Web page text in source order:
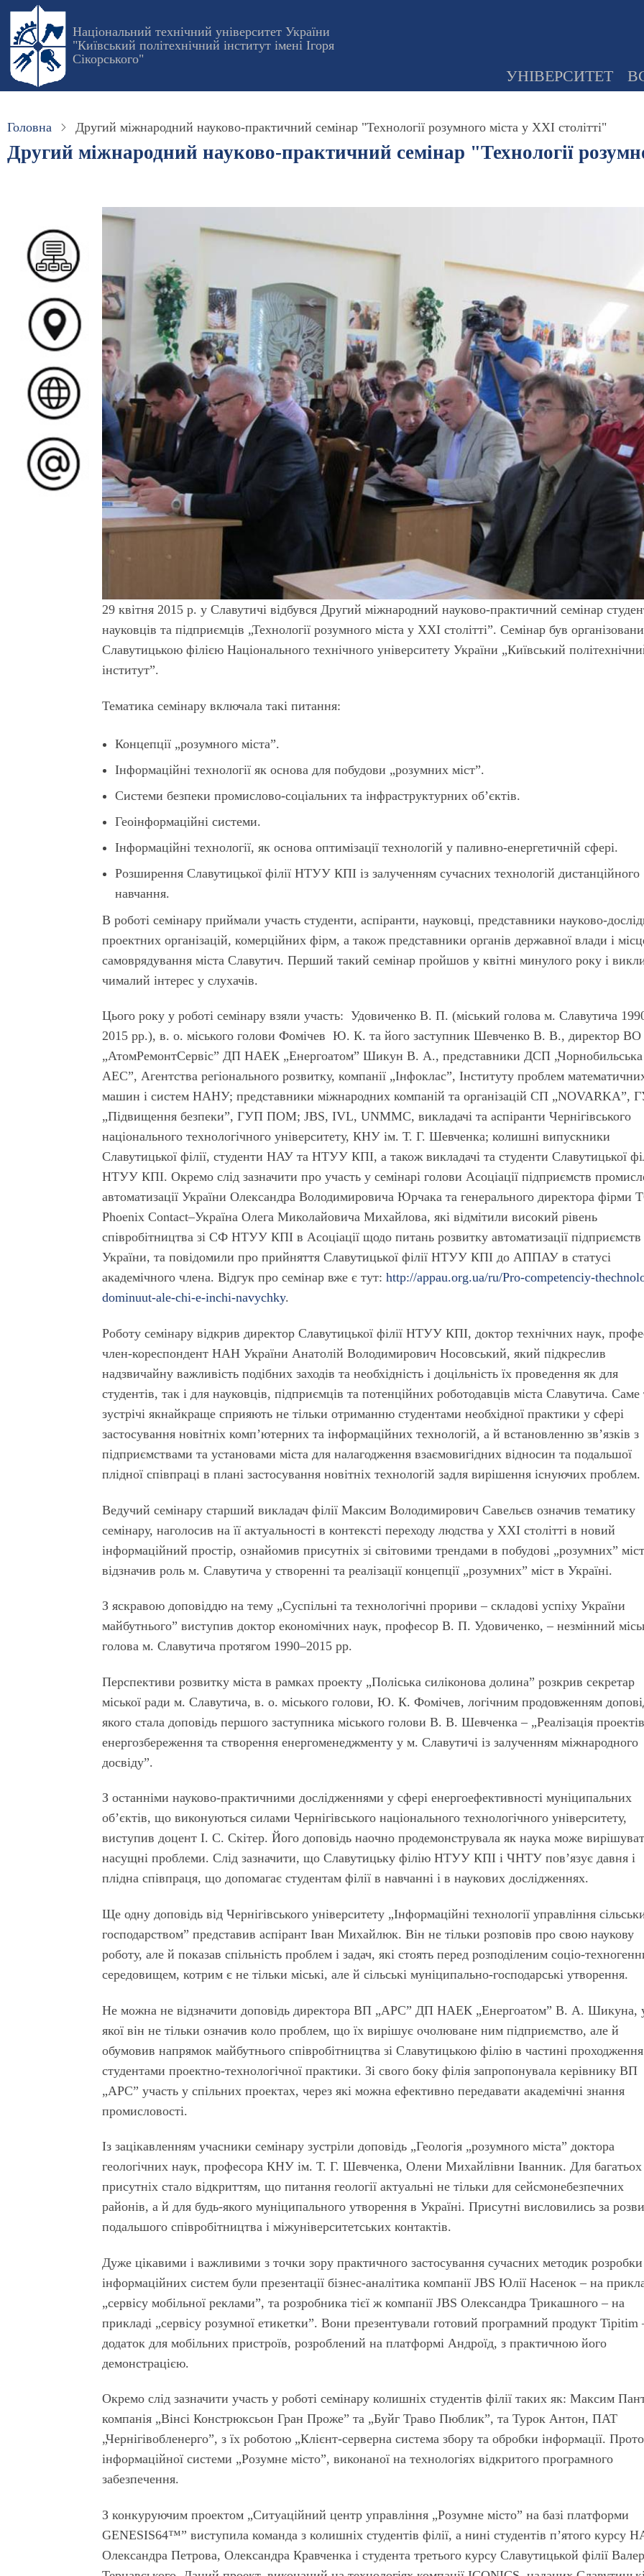
Перейти
основного
вмісту
Національний технічний університет України
"Київський політехнічний інститут імені Ігоря
Сікорського"
УНІВЕРСИТЕТ
Головна Другий міжнародний науково-практичний семінар "Технології розумного міста у XXI столітті"
Другий міжнародний науково-практичний семінар "Технології
29 квітня 2015 р. у Славутичі відбувся Другий міжнародний науково-практичний семінар
науковців та підприємців „Технології розумного міста у XXI столітті”. Семінар був
Славутицькою філією Національного технічного університету України „Київський
інститут”.
Тематика семінару включала такі питання:
Концепції „розумного міста”.
Інформаційні технології як основа для побудови „розумних міст”.
Системи безпеки промислово-соціальних та інфраструктурних об’єктів.
Геоінформаційні системи.
Інформаційні технології, як основа оптимізації технологій у паливно-енергетичній сфері.
Розширення Славутицької філії НТУУ КПІ із залученням сучасних технологій дистанційного
навчання.
В роботі семінару приймали участь студенти, аспіранти, науковці, представники науково-
проектних організацій, комерційних фірм, а також представники органів державної влади і
самоврядування міста Славутич. Перший такий семінар пройшов у квітні минулого року і
чималий інтерес у слухачів.
Цього року у роботі семінару взяли участь: Удовиченко В. П. (міський голова м. Славутича
2015 рр.), в. о. міського голови Фомічев Ю. К. та його заступник Шевченко В. В., директор ВО
„АтомРемонтСервіс” ДП НАЕК „Енергоатом” Шикун В. А., представники ДСП „Чорнобильська
АЕС”, Агентства регіонального розвитку, компанії „Інфоклас”, Інституту проблем
машин і систем НАНУ; представники міжнародних компаній та організацій СП „NOVARKA”,
„Підвищення безпеки”, ГУП ПОМ; JBS, IVL, UNMMC, викладачі та аспіранти Чернігівського
національного технологічного університету, КНУ ім. Т. Г. Шевченка; колишні випускники
Славутицької філії, студенти НАУ та НТУУ КПІ, а також викладачі та студенти Славутицької
НТУУ КПІ. Окремо слід зазначити про участь у семінарі голови Асоціації підприємств
автоматизації України Олександра Володимировича Юрчака та генерального директора фірми
Phoenix Contact–Україна Олега Миколайовича Михайлова, які відмітили високий рівень
співробітництва зі СФ НТУУ КПІ в Асоціації щодо питань розвитку автоматизації підприємств
України, та повідомили про прийняття Славутицької філії НТУУ КПІ до АППАУ в статусі
академічного члена. Відгук про семінар вже є тут:http://appau.org.ua/ru/Pro-competenciy-
dominuut-ale-chi-e-inchi-navychky.
Роботу семінару відкрив директор Славутицької філії НТУУ КПІ, доктор технічних наук,
член-кореспондент НАН України Анатолій Володимирович Носовський, який підкреслив
надзвичайну важливість подібних заходів та необхідність і доцільність їх проведення як для
студентів, так і для науковців, підприємців та потенційних роботодавців міста Славутича. Саме
зустрічі якнайкраще сприяють не тільки отриманню студентами необхідної практики у сфері
застосування новітніх комп’ютерних та інформаційних технологій, а й встановленню зв’язків з
підприємствами та установами міста для налагодження взаємовигідних відносин та подальшої
плідної співпраці в плані застосування новітніх технологій задля вирішення існуючих проблем.
Ведучий семінару старший викладач філії Максим Володимирович Савельєв означив тематику
семінару, наголосив на її актуальності в контексті переходу людства у XXI столітті в новий
інформаційний простір, ознайомив присутніх зі світовими трендами в побудові „розумних”
відзначив роль м. Славутича у створенні та реалізації концепції „розумних” міст в Україні.
З яскравою доповіддю на тему „Суспільні та технологічні прориви – складові успіху України
майбутнього” виступив доктор економічних наук, професор В. П. Удовиченко, – незмінний
голова м. Славутича протягом 1990–2015 рр.
Перспективи розвитку міста в рамках проекту „Поліська силіконова долина” розкрив секретар
міської ради м. Славутича, в. о. міського голови, Ю. К. Фомічев, логічним продовженням
якого стала доповідь першого заступника міського голови В. В. Шевченка – „Реалізація
енергозбереження та створення енергоменеджменту у м. Славутичі із залученням міжнародного
досвіду”.
З останніми науково-практичними дослідженнями у сфері енергоефективності муніципальних
об’єктів, що виконуються силами Чернігівського національного технологічного університету,
виступив доцент І. С. Скітер. Його доповідь наочно продемонструвала як наука може
насущні проблеми. Слід зазначити, що Славутицьку філію НТУУ КПІ і ЧНТУ пов’язує давня і
плідна співпраця, що допомагає студентам філії в навчанні і в наукових дослідженнях.
Ще одну доповідь від Чернігівського університету „Інформаційні технології управління
господарством” представив аспірант Іван Михайлюк. Він не тільки розповів про свою наукову
роботу, але й показав спільність проблем і задач, які стоять перед розподіленим соціо-
середовищем, котрим є не тільки міські, але й сільські муніципально-господарські утворення.
Не можна не відзначити доповідь директора ВП „АРС” ДП НАЕК „Енергоатом” В. А. Шикуна,
якої він не тільки означив коло проблем, що їх вирішує очолюване ним підприємство, але й
обумовив напрямок майбутнього співробітництва зі Славутицькою філію в частині проходження
студентами проектно-технологічної практики. Зі свого боку філія запропонувала керівнику ВП
„АРС” участь у спільних проектах, через які можна ефективно передавати академічні знання
промисловості.
Із зацікавленням учасники семінару зустріли доповідь „Геологія „розумного міста” доктора
геологічних наук, професора КНУ ім. Т. Г. Шевченка, Олени Михайлівни Іванник. Для багатьох
присутніх стало відкриттям, що питання геології актуальні не тільки для сейсмонебезпечних
районів, а й для будь-якого муніципального утворення в Україні. Присутні висловились за
подальшого співробітництва і міжуніверситетських контактів.
Дуже цікавими і важливими з точки зору практичного застосування сучасних методик розробки
інформаційних систем були презентації бізнес-аналітика компанії JBS Юлії Насенок – на
„сервісу мобільної реклами”, та розробника тієї ж компанії JBS Олександра Трикашного – на
прикладі „сервісу розумної етикетки”. Вони презентували готовий програмний продукт Tipitim
додаток для мобільних пристроїв, розроблений на платформі Андроїд, з практичною його
демонстрацією.
Окремо слід зазначити участь у роботі семінару колишніх студентів філії таких як: Максим
компанія „Вінсі Констрюксьон Гран Проже” та „Буйг Траво Пюблик”, та Турок Антон, ПАТ
„Чернігівобленерго”, з їх роботою „Клієнт-серверна система збору та обробки інформації.
інформаційної системи „Розумне місто”, виконаної на технологіях відкритого програмного
забезпечення.
З конкуруючим проектом „Ситуаційний центр управління „Розумне місто” на базі платформи
GENESIS64™” виступила команда з колишніх студентів філії, а нині студентів п’ятого курсу
Олександра Петрова, Олександра Кравченка і студента третього курсу Славутицькой філії